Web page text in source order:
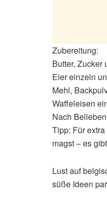
Zubereitung:
Butter, Zucker
Eier einzeln
Mehl,
Waffeleisen
Nach
Tipp: Für
magst – es
Lust auf
süße Ideen